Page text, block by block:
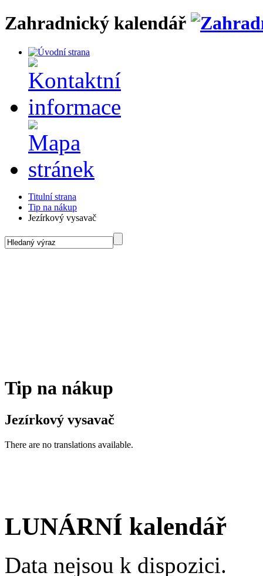
Zahradnický kalendář
Titulní strana
Tip na nákup
Jezírkový vysavač
Tip na nákup
Jezírkový vysavač
There are no translations available.
LUNÁRNÍ kalendář
Data nejsou k dispozici.